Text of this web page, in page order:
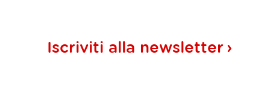
Iscriviti alla newsletter